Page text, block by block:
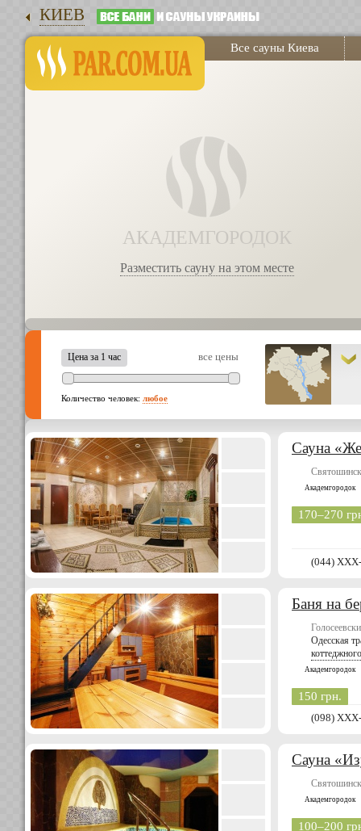
КИЕВ
Все сауны Киева
АКАДЕМГОРОДОК
Разместить сауну на этом месте
Цена за 1 час все цены
Количество человек: любое
Сауна
Академгородок
170–270
(044)
Баня на
Одесская
Академгородок
150 грн.
(098)
Сауна
Академгородок
100–200